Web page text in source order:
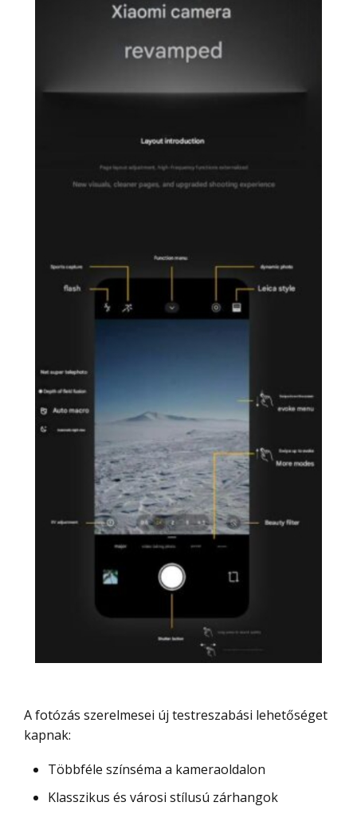
A fotózás szerelmesei új testreszabási lehetőséget
kapnak:
Többféle színséma a kameraoldalon
Klasszikus és városi stílusú zárhangok